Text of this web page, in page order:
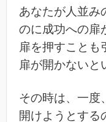
あなたが人並み
のに成功への扉
扉を押すことも
扉が開かないと
その時は、一度
開けようとする